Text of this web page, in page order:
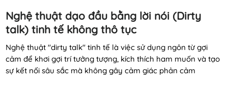
Nghệ thuật dạo đầu bằng lời nói (Dirty
talk) tinh tế không thô tục
Nghệ thuật "dirty talk" tinh tế là việc sử dụng ngôn từ gợi
cảm để khơi gợi trí tưởng tượng, kích thích ham muốn và tạo
sự kết nối sâu sắc mà không gây cảm giác phản cảm